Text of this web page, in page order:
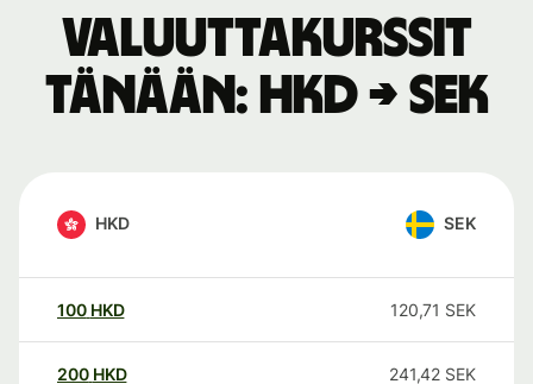
Valuuttakurssit
tänään: HKD → SEK
HKD SEK
100 HKD 120,71 SEK
200 HKD 241,42 SEK